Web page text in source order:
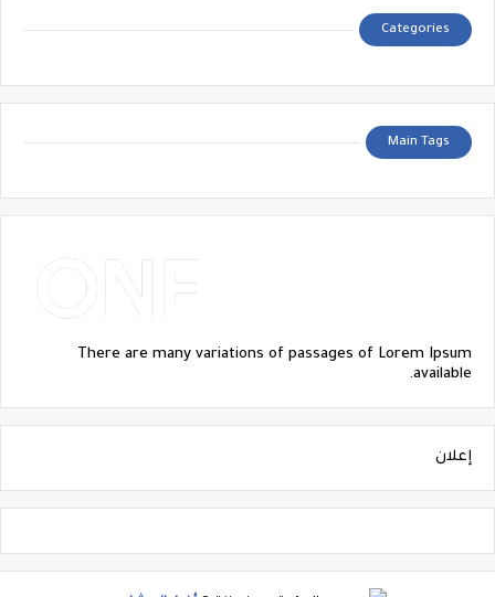
Categories
Main Tags
There are many variations of passages of Lorem Ipsum
available.
إعلان